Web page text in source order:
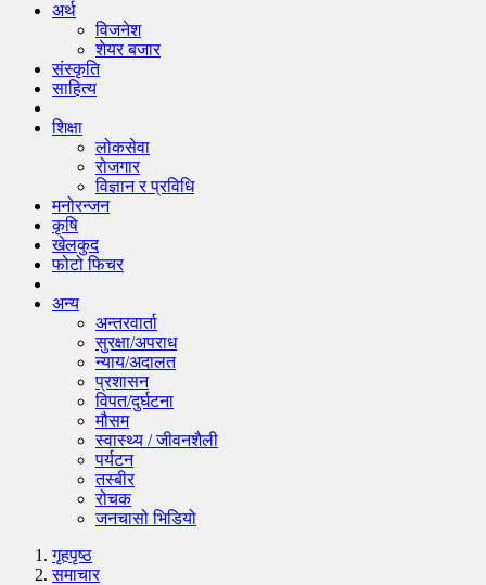
अर्थ
विजनेश
शेयर बजार
संस्कृति
साहित्य
शिक्षा
लोकसेवा
रोजगार
विज्ञान र प्रविधि
मनोरन्जन
कृषि
खेलकुद
फोटो फिचर
अन्य
अन्तरवार्ता
सुरक्षा/अपराध
न्याय/अदालत
प्रशासन
विपत/दुर्घटना
मौसम
स्वास्थ्य / जीवनशैली
पर्यटन
तस्बीर
रोचक
जनचासो भिडियो
गृहपृष्‍ठ
समाचार